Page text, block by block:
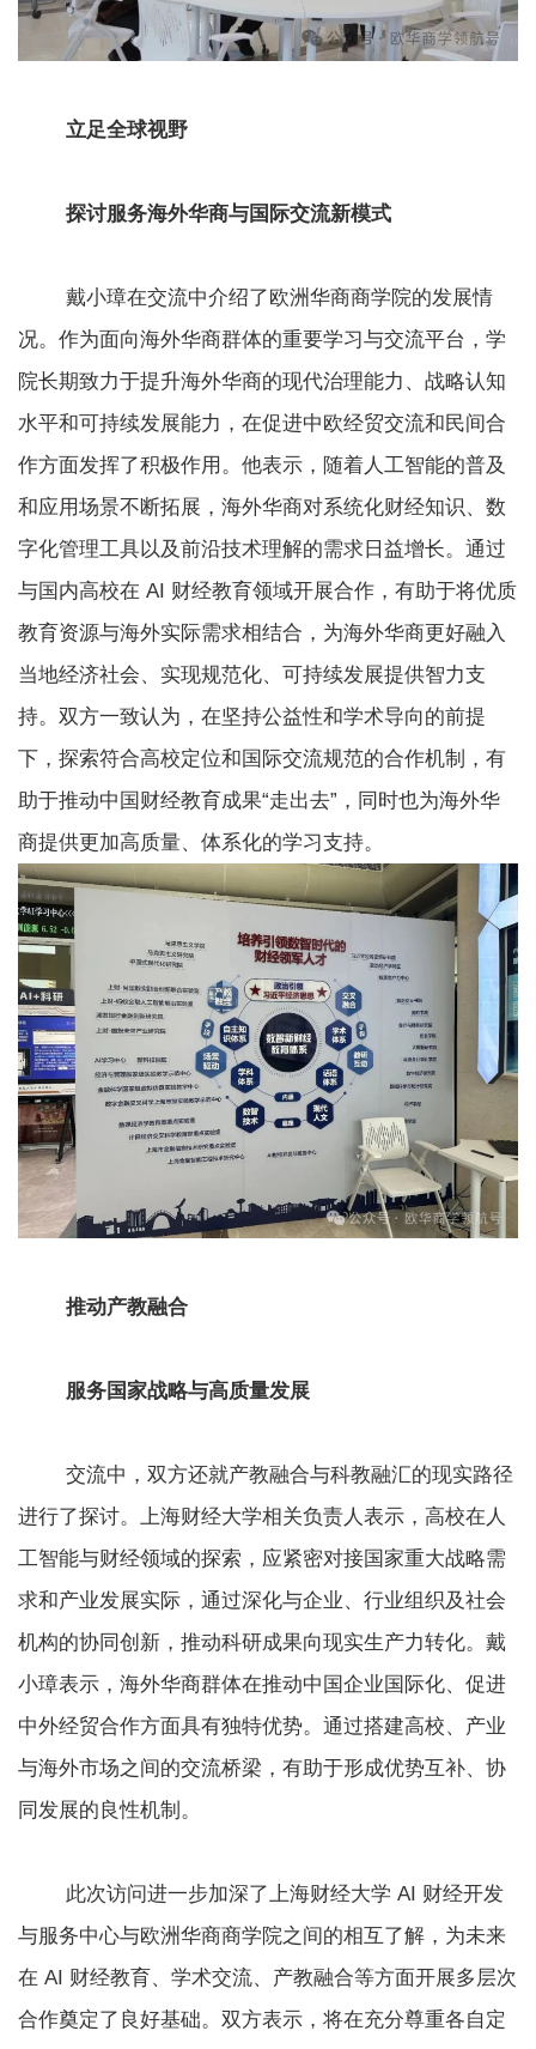
立足全球视野
探讨服务海外华商与国际交流新模式
戴小璋在交流中介绍了欧洲华商商学院的发展情
况。作为面向海外华商群体的重要学习与交流平台，学
院长期致力于提升海外华商的现代治理能力、战略认知
水平和可持续发展能力，在促进中欧经贸交流和民间合
作方面发挥了积极作用。他表示，随着人工智能的普及
和应用场景不断拓展，海外华商对系统化财经知识、数
字化管理工具以及前沿技术理解的需求日益增长。通过
与国内高校在 AI 财经教育领域开展合作，有助于将优质
教育资源与海外实际需求相结合，为海外华商更好融入
当地经济社会、实现规范化、可持续发展提供智力支
持。双方一致认为，在坚持公益性和学术导向的前提
下，探索符合高校定位和国际交流规范的合作机制，有
助于推动中国财经教育成果“走出去”，同时也为海外华
商提供更加高质量、体系化的学习支持。
推动产教融合
服务国家战略与高质量发展
交流中，双方还就产教融合与科教融汇的现实路径
进行了探讨。上海财经大学相关负责人表示，高校在人
工智能与财经领域的探索，应紧密对接国家重大战略需
求和产业发展实际，通过深化与企业、行业组织及社会
机构的协同创新，推动科研成果向现实生产力转化。戴
小璋表示，海外华商群体在推动中国企业国际化、促进
中外经贸合作方面具有独特优势。通过搭建高校、产业
与海外市场之间的交流桥梁，有助于形成优势互补、协
同发展的良性机制。
此次访问进一步加深了上海财经大学 AI 财经开发
与服务中心与欧洲华商商学院之间的相互了解，为未来
在 AI 财经教育、学术交流、产教融合等方面开展多层次
合作奠定了良好基础。双方表示，将在充分尊重各自定